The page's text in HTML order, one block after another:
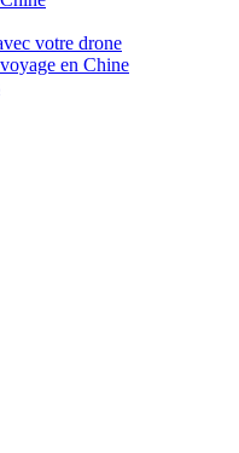
votre drone
en Chine